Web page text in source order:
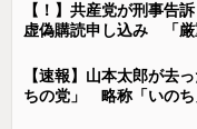
【！】共産党が刑事告
虚偽購読申し込み 「厳
【速報】山本太郎が去
ちの党」 略称「いのち